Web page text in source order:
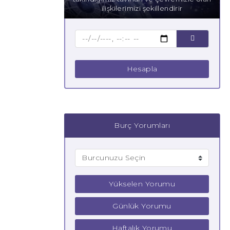
ilişkilerimizi şekillendirir
Hesapla
Burç Yorumları
Yükselen Yorumu
Günlük Yorumu
Haftalık Yorumu